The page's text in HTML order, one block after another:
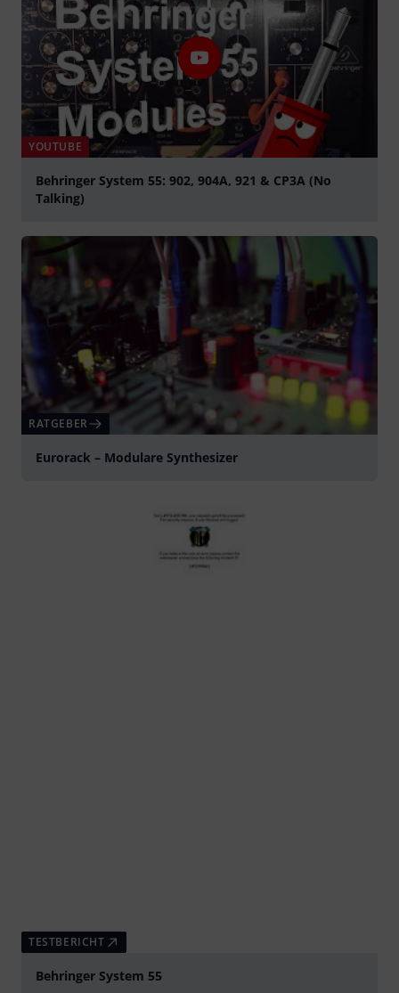
YOUTUBE
Behringer System 55: 902, 904A, 921 & CP3A (No
Talking)
RATGEBER
Eurorack – Modulare Synthesizer
TESTBERICHT
Behringer System 55